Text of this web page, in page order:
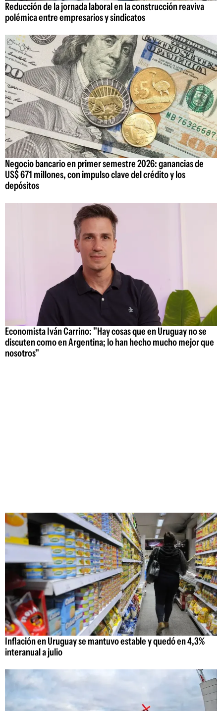
Reducción de la jornada laboral en la construcción reaviva
polémica entre empresarios y sindicatos
Negocio bancario en primer semestre 2026: ganancias de
US$ 671 millones, con impulso clave del crédito y los
depósitos
Economista Iván Carrino: "Hay cosas que en Uruguay no se
discuten como en Argentina; lo han hecho mucho mejor que
nosotros"
Inflación en Uruguay se mantuvo estable y quedó en 4,3%
interanual a julio